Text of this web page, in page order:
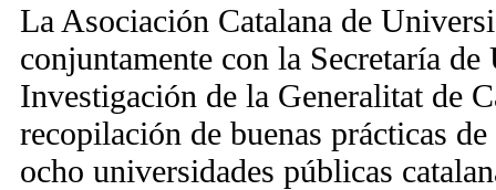
La Asociación Catalana de
conjuntamente con la Secretaría de
Investigación de la Generalitat de
recopilación de buenas prácticas
ocho universidades públicas